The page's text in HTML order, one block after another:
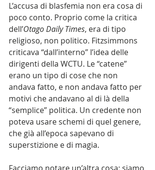
L’accusa di blasfemia non era cosa di
poco conto. Proprio come la critica
dell’Otago Daily Times, era di tipo
religioso, non politico. Fitzsimmons
criticava “dall’interno” l’idea delle
dirigenti della WCTU. Le “catene”
erano un tipo di cose che non
andava fatto, e non andava fatto per
motivi che andavano al di là della
“semplice” politica. Un credente non
poteva usare schemi di quel genere,
che già all’epoca sapevano di
superstizione e di magia.